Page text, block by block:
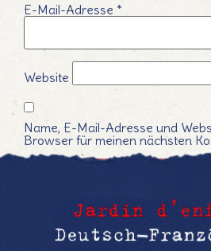
E-Mail-Adresse *
Website
Name, E-Mail-Adresse und
Browser für meinen nächsten